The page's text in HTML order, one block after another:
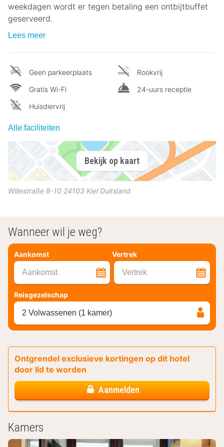
weekdagen wordt er tegen betaling een ontbijtbuffet
geserveerd.
Lees meer
Geen parkeerplaats
Gratis Wi-Fi
Huisdiervrij
Rookvrij
24-uurs receptie
Alle faciliteiten
Bekijk op kaart
Willestraße 8-10 24103 Kiel Duitsland
Wanneer wil je weg?
Aankomst Vertrek
Aankomst Vertrek
Reisgezelschap
2 Volwassenen (1 kamer)
Ontgrendel exclusieve kortingen op dit hotel
door lid te worden
Aanmelden
Kamers